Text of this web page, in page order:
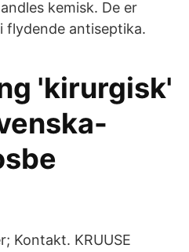
kemisk. De er
antiseptika.
'kirurgisk'
Kontakt. KRUUSE